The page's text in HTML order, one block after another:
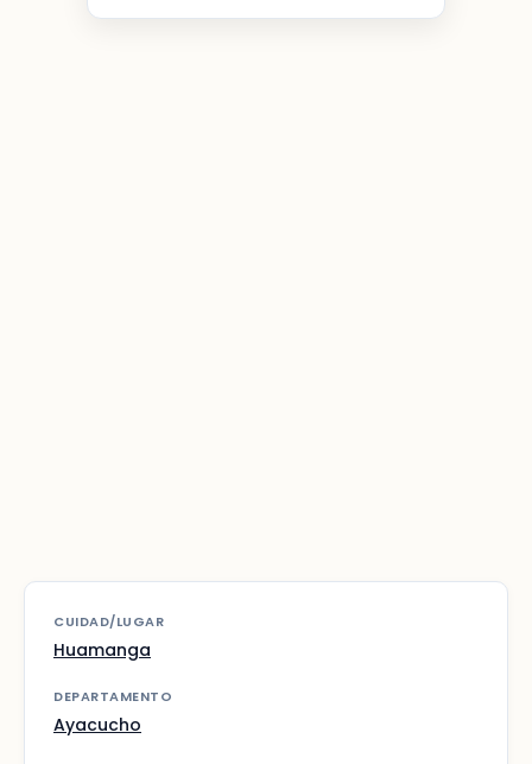
CUIDAD/LUGAR
Huamanga
DEPARTAMENTO
Ayacucho